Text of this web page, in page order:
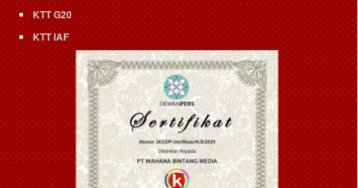
KTT G20
KTT IAF